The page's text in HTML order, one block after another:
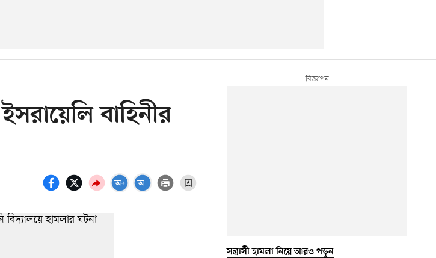
বাহিনীর
সন্ত্রাসী হামলা নিয়ে আরও পড়ুন